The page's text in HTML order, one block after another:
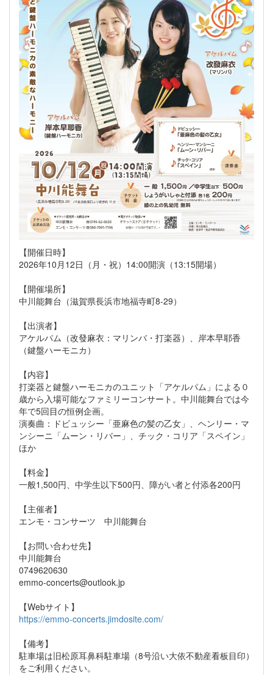
【開催日時】
2026年10月12日（月・祝）14:00開演（13:15開場）
【開催場所】
中川能舞台（滋賀県長浜市地福寺町8-29）
【出演者】
アケルパム（改發麻衣：マリンバ・打楽器）、岸本早耶香
（鍵盤ハーモニカ）
【内容】
打楽器と鍵盤ハーモニカのユニット「アケルパム」による０
歳から入場可能なファミリーコンサート。中川能舞台では今
年で5回目の恒例企画。
演奏曲：ドビュッシー「亜麻色の髪の乙女」、ヘンリー・マ
ンシーニ「ムーン・リバー」、チック・コリア「スペイン」
ほか
【料金】
一般1,500円、中学生以下500円、障がい者と付添各200円
【主催者】
エンモ・コンサーツ 中川能舞台
【お問い合わせ先】
中川能舞台
0749620630
emmo-concerts@outlook.jp
【Webサイト】
https://emmo-concerts.jimdosite.com/
【備考】
駐車場は旧松原耳鼻科駐車場（8号沿い大依不動産看板目印）
をご利用ください。